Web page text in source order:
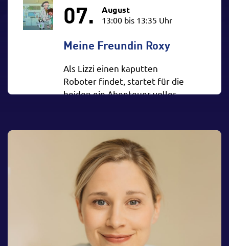
07. August
13:00 bis 13:35 Uhr
Meine Freundin Roxy
Als Lizzi einen kaputten
Roboter findet, startet für die
beiden ein Abenteuer voller
Zur Veranstaltung
07. 14:00 bis 14:26 Uhr
Capcom Go! – 3D
Reise zurück in die Zeit mit der